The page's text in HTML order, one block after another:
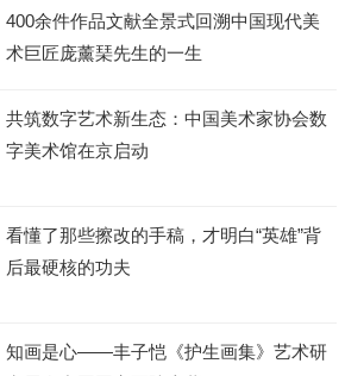
400余件作品文献全景式回溯中国现代美
术巨匠庞薰琹先生的一生
共筑数字艺术新生态：中国美术家协会数
字美术馆在京启动
看懂了那些擦改的手稿，才明白“英雄”背
后最硬核的功夫
知画是心——丰子恺《护生画集》艺术研